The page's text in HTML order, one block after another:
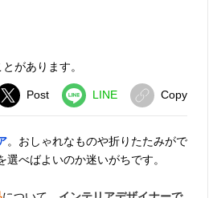
があります。
Post LINE Copy
。おしゃれなものや折りたたみがで
べばよいのか迷いがちです。